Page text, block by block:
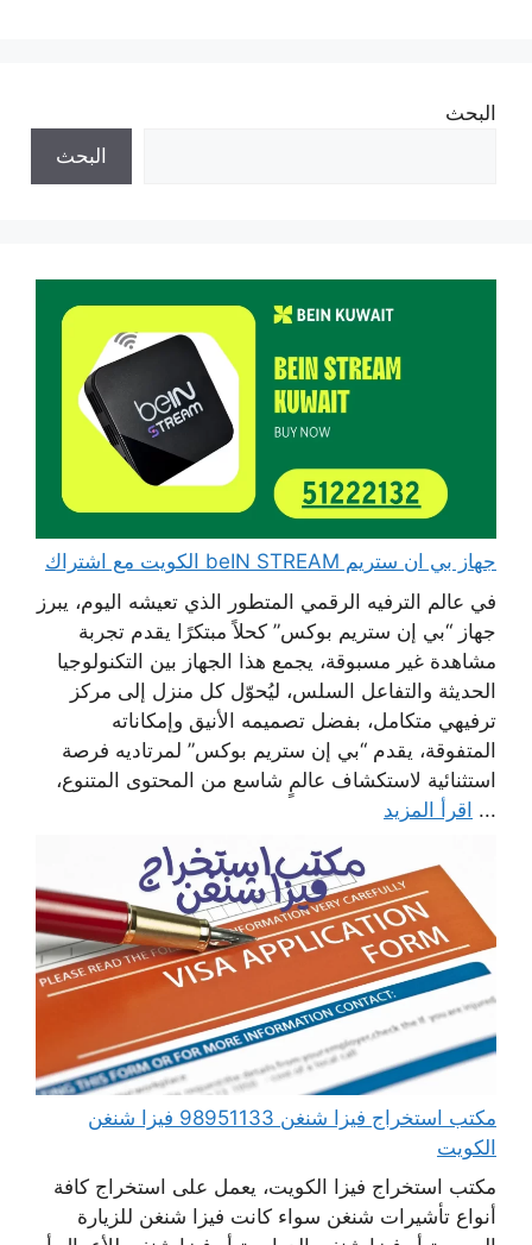
البحث
البحث
جهاز بي ان ستريم beIN STREAM الكويت مع اشتراك
في عالم الترفيه الرقمي المتطور الذي تعيشه اليوم، يبرز
جهاز “بي إن ستريم بوكس” كحلاً مبتكرًا يقدم تجربة
مشاهدة غير مسبوقة، يجمع هذا الجهاز بين التكنولوجيا
الحديثة والتفاعل السلس، ليُحوّل كل منزل إلى مركز
ترفيهي متكامل، بفضل تصميمه الأنيق وإمكاناته
المتفوقة، يقدم “بي إن ستريم بوكس” لمرتاديه فرصة
استثنائية لاستكشاف عالمٍ شاسع من المحتوى المتنوع،
... اقرأ المزيد
مكتب استخراج فيزا شنغن 98951133 فيزا شنغن
الكويت
مكتب استخراج فيزا الكويت، يعمل على استخراج كافة
أنواع تأشيرات شنغن سواء كانت فيزا شنغن للزيارة